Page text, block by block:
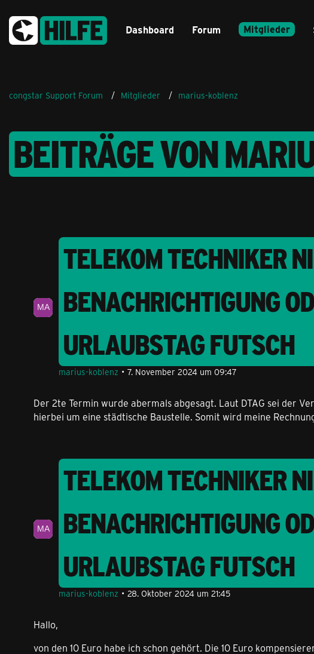
Dashboard Forum Mitglieder
congstar Support Forum Mitglieder marius-koblenz
BEITRÄGE VON
TELEKOM TECHNIKER
BENACHRICHTIGUNG
URLAUBSTAG FUTSCH
marius-koblenz 7. November 2024 um 09:47
Der 2te Termin wurde abermals abgesagt. Laut DTAG sei der
hierbei um eine städtische Baustelle. Somit wird meine
TELEKOM TECHNIKER
BENACHRICHTIGUNG
URLAUBSTAG FUTSCH
marius-koblenz 28. Oktober 2024 um 21:45
Hallo,
von den 10 Euro habe ich schon gehört. Die 10 Euro